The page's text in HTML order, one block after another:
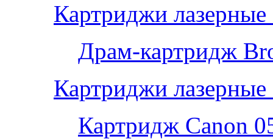
Картриджи
Драм-картридж
Картриджи лазерные
Картридж Canon